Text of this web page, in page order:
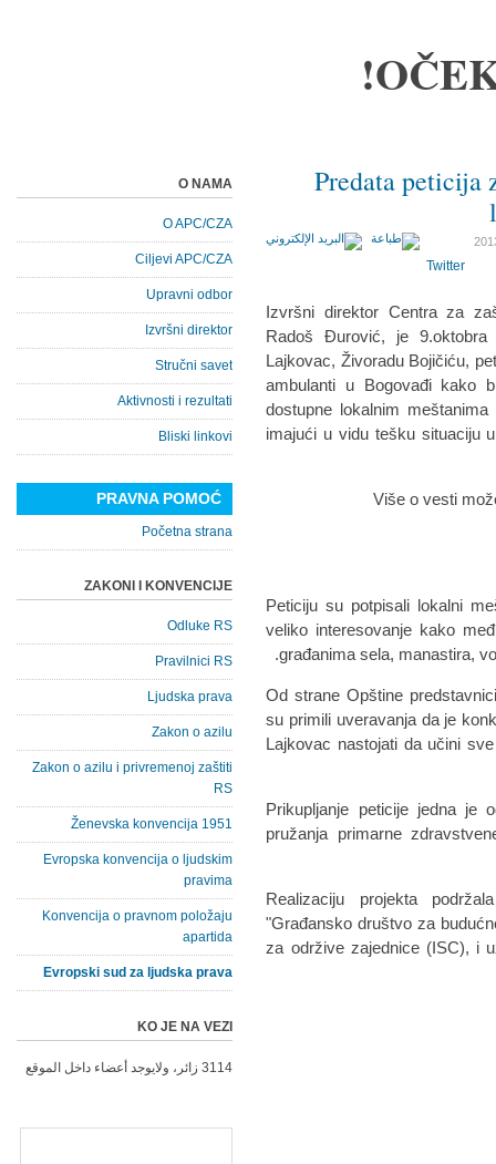
Predata peticija
Twitter
Izvršni direktor Centra za
Radoš Đurović, je 9.oktobra
Lajkovac, Živoradu Bojičiću,
ambulanti u Bogovađi kako
dostupne lokalnim
imajući u vidu tešku situaciju
Više o vesti
Peticiju su potpisali lokalni
veliko interesovanje kako
građanima sela, manastira,
Od strane Opštine
su primili uveravanja da je
Lajkovac nastojati da učini
Prikupljanje peticije jedna je
pružanja primarne
Realizaciju projekta
"Građansko društvo za
za održive zajednice (ISC), i
O NAMA
O APC/CZA
Ciljevi APC/CZA
Upravni odbor
Izvršni direktor
Stručni savet
Aktivnosti i rezultati
Bliski linkovi
PRAVNA POMOĆ
Početna strana
ZAKONI I KONVENCIJE
Odluke RS
Pravilnici RS
Ljudska prava
Zakon o azilu
Zakon o azilu i privremenoj zaštiti
RS
Ženevska konvencija 1951
Evropska konvencija o ljudskim
pravima
Konvencija o pravnom položaju
apartida
Evropski sud za ljudska prava
KO JE NA VEZI
3114 زائر، ولايوجد أعضاء داخل الموقع